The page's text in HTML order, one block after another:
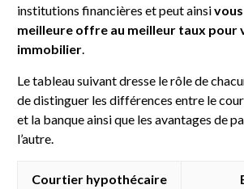
institutions financières et peut ainsi
meilleure offre au meilleur taux pour
immobilier.
Le tableau suivant dresse le rôle de
de distinguer les différences entre le
et la banque ainsi que les avantages de
l’autre.
Courtier hypothécaire